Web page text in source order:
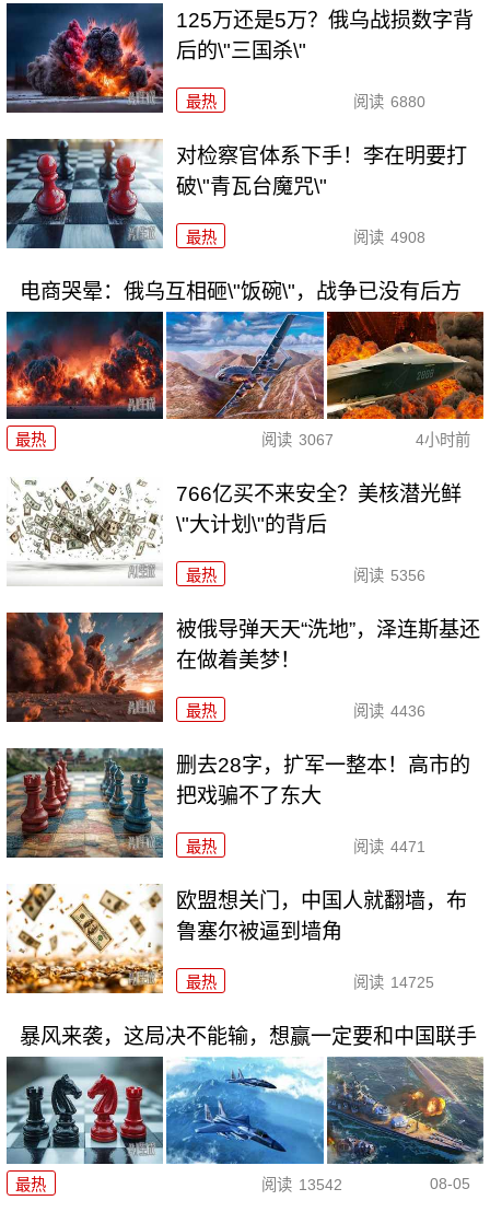
125万还是5万？俄乌战损数字背
后的\"三国杀\"
最热 阅读 6880
对检察官体系下手！李在明要打
破\"青瓦台魔咒\"
最热 阅读 4908
电商哭晕：俄乌互相砸\"饭碗\"，战争已没有后方
最热 阅读 3067 4小时前
766亿买不来安全？美核潜光鲜
\"大计划\"的背后
最热 阅读 5356
被俄导弹天天“洗地”，泽连斯基还
在做着美梦！
最热 阅读 4436
删去28字，扩军一整本！高市的
把戏骗不了东大
最热 阅读 4471
欧盟想关门，中国人就翻墙，布
鲁塞尔被逼到墙角
最热 阅读 14725
暴风来袭，这局决不能输，想赢一定要和中国联手
最热 阅读 13542 08-05